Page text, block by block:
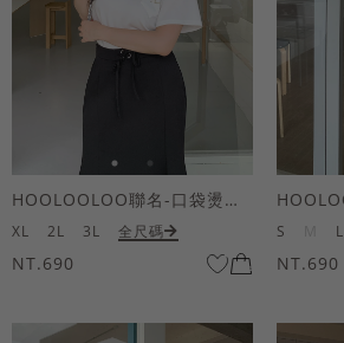
HOOLOOLOO聯名-口袋燙金KUKU熊短袖上衣
XL 2L 3L 全尺碼
NT.690
S L
NT.690